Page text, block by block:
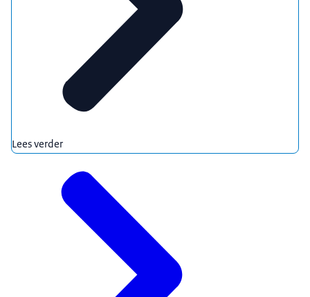
Lees verder